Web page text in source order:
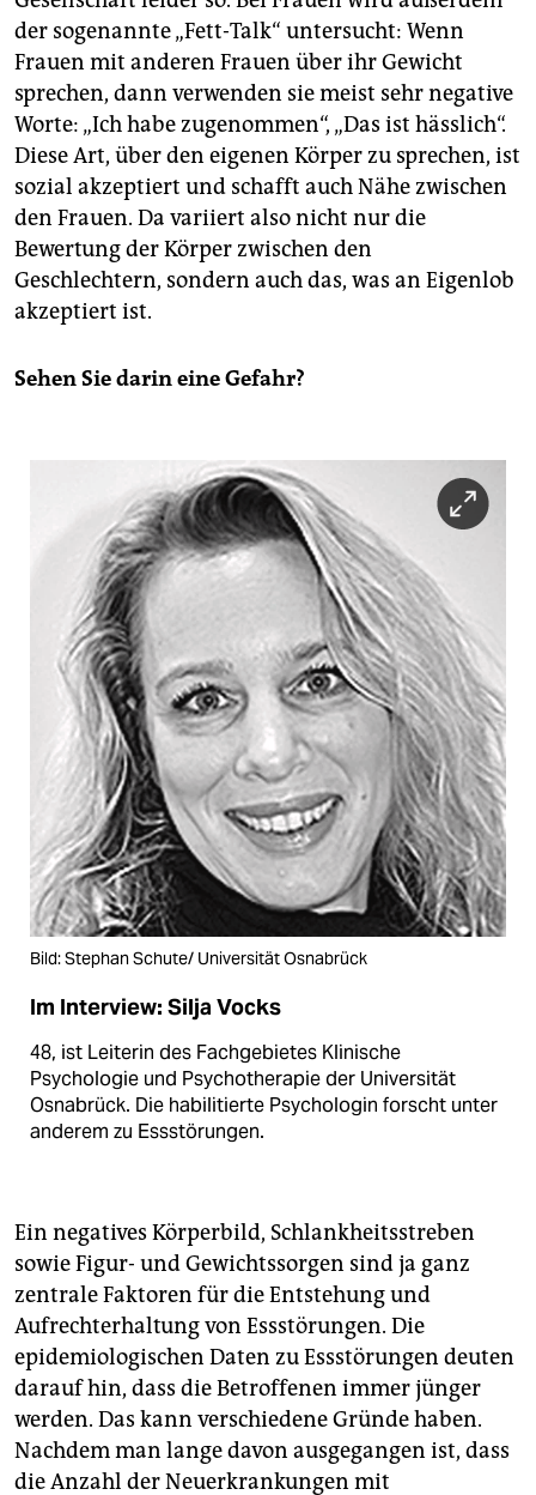
der sogenannte „Fett-Talk“ untersucht: Wenn
Frauen mit anderen Frauen über ihr Gewicht
sprechen, dann verwenden sie meist sehr negative
Worte: „Ich habe zugenommen“, „Das ist hässlich“.
Diese Art, über den eigenen Körper zu sprechen, ist
sozial akzeptiert und schafft auch Nähe zwischen
den Frauen. Da variiert also nicht nur die
Bewertung der Körper zwischen den
Geschlechtern, sondern auch das, was an Eigenlob
akzeptiert ist.
Sehen Sie darin eine Gefahr?
Bild: Stephan Schute/ Universität Osnabrück
Im Interview: Silja Vocks
48, ist Leiterin des Fachgebietes Klinische
Psychologie und Psycho­therapie der Universität
Osnabrück. Die habilitierte Psychologin forscht unter
anderem zu Ess­störungen.
Ein negatives Körperbild, Schlankheitsstreben
sowie Figur- und Gewichtssorgen sind ja ganz
zentrale Faktoren für die Entstehung und
Aufrechterhaltung von Essstörungen. Die
epidemiologischen Daten zu Essstörungen deuten
darauf hin, dass die Betroffenen immer jünger
werden. Das kann verschiedene Gründe haben.
Nachdem man lange davon ausgegangen ist, dass
die Anzahl der Neuerkrankungen mit